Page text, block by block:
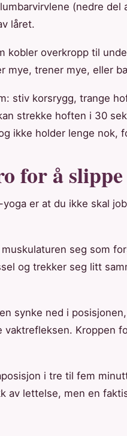
(nedre del
låret.
kobler overkropp til
mye, trener mye, eller
stiv korsrygg, trange
strekke hoften i 30
ikke holder lenge nok,
for å
er at du ikke skal
seg som
og trekker seg litt
synke ned i
Kroppen
i tre til fem
av lettelse, men en